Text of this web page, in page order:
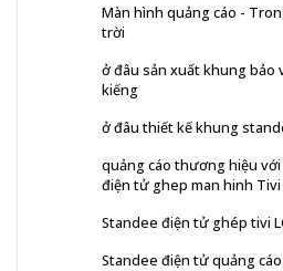
Màn hình quảng cáo -
trời
ở đâu sản xuất khung bảo
kiếng
ở đâu thiết kế khung
quảng cáo thương hiệu
điện tử ghep man hinh Tivi
Standee điện tử ghép tivi
Standee điện tử quảng cáo